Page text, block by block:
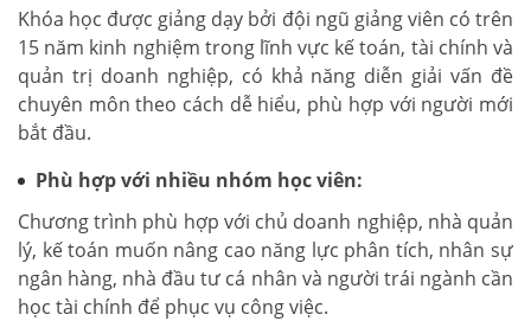
Khóa học được giảng dạy bởi đội ngũ giảng viên có trên
15 năm kinh nghiệm trong lĩnh vực kế toán, tài chính và
quản trị doanh nghiệp, có khả năng diễn giải vấn đề
chuyên môn theo cách dễ hiểu, phù hợp với người mới
bắt đầu.
Phù hợp với nhiều nhóm học viên:
Chương trình phù hợp với chủ doanh nghiệp, nhà quản
lý, kế toán muốn nâng cao năng lực phân tích, nhân sự
ngân hàng, nhà đầu tư cá nhân và người trái ngành cần
học tài chính để phục vụ công việc.